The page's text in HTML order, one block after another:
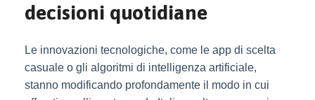
decisioni quotidiane
Le innovazioni tecnologiche, come le app di scelta
casuale o gli algoritmi di intelligenza artificiale,
stanno modificando profondamente il modo in cui